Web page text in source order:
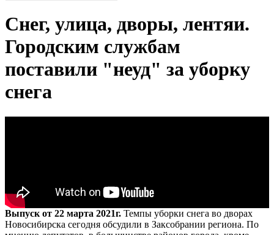
Снег, улица, дворы, лентяи.
Городским службам
поставили "неуд" за уборку
снега
Выпуск от 22 марта 2021г. Темпы уборки снега во дворах
Новосибирска сегодня обсудили в Заксобрании региона. По